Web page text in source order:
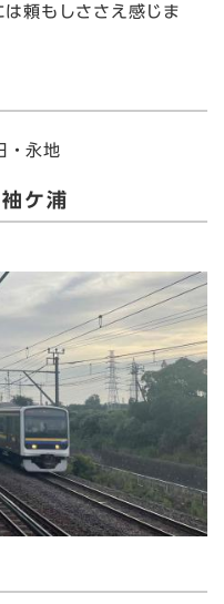
頼もしささえ感じま
・永地
ケ浦